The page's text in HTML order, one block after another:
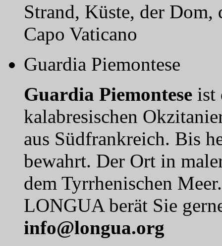
Strand, Küste, der
Capo Vaticano
Guardia Piemontese
Guardia Piemontese ist
kalabresischen
aus Südfrankreich. Bis
bewahrt. Der Ort in
dem Tyrrhenischen Meer.
LONGUA berät Sie
info@longua.org